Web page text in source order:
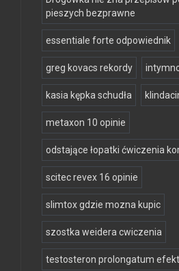
pieszych bezprawne
essentiale forte odpowiednik
greg kovacs rekordy
kasia kępka schudła
metaxon 10 opinie
odstające łopatki ćwiczenia
scitec revex 16 opinie
slimtox gdzie mozna kupic
szostka weidera cwiczenia
testosteron prolongatum